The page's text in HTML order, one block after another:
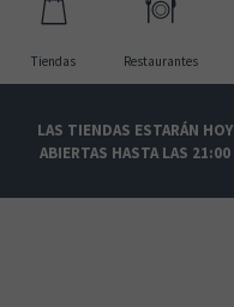
Tiendas Restaurantes
LAS TIENDAS ESTARÁN HOY
ABIERTAS HASTA LAS 21:00